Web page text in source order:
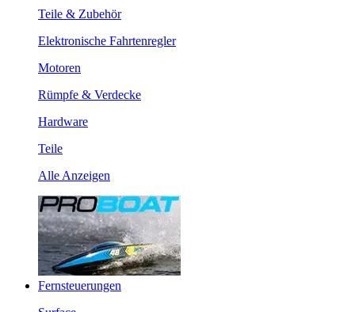
Teile & Zubehör
Elektronische Fahrtenregler
Motoren
Rümpfe & Verdecke
Hardware
Teile
Alle Anzeigen
Fernsteuerungen